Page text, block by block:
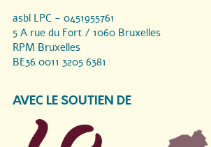
asbl LPC - 0451955761
5 A rue du Fort / 1060 Bruxelles
RPM Bruxelles
BE36 0011 3205 6381
AVEC LE SOUTIEN DE